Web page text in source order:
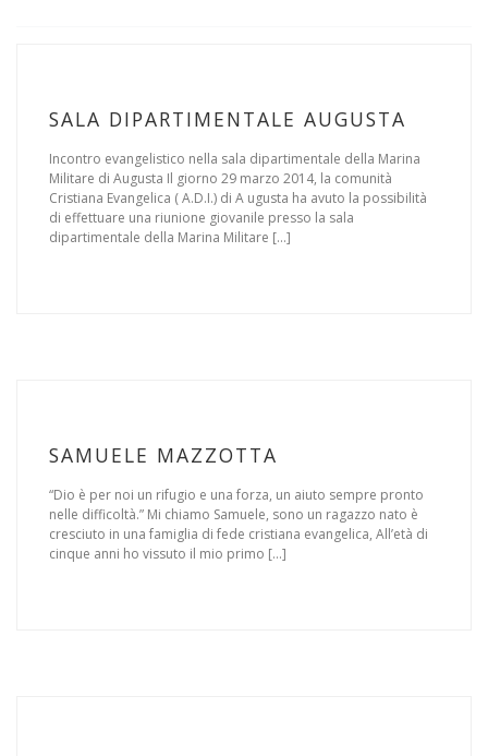
SALA DIPARTIMENTALE AUGUSTA
Incontro evangelistico nella sala dipartimentale della Marina
Militare di Augusta Il giorno 29 marzo 2014, la comunità
Cristiana Evangelica ( A.D.I.) di A ugusta ha avuto la possibilità
di effettuare una riunione giovanile presso la sala
dipartimentale della Marina Militare […]
SAMUELE MAZZOTTA
“Dio è per noi un rifugio e una forza, un aiuto sempre pronto
nelle difficoltà.” Mi chiamo Samuele, sono un ragazzo nato è
cresciuto in una famiglia di fede cristiana evangelica, All’età di
cinque anni ho vissuto il mio primo […]